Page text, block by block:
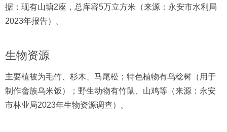
据；现有山塘2座，总库容5万立方米（来源：永安市水利局
2023年报告）。
生物资源
主要植被为毛竹、杉木、马尾松；特色植物有乌稔树（用于
制作畲族乌米饭）；野生动物有竹鼠、山鸡等（来源：永安
市林业局2023年生物资源调查）。